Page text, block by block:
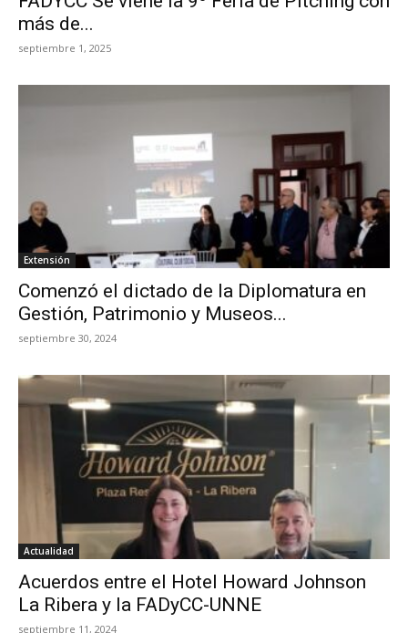
más de...
septiembre 1, 2025
Extensión
Comenzó el dictado de la Diplomatura en
Gestión, Patrimonio y Museos...
septiembre 30, 2024
Actualidad
Acuerdos entre el Hotel Howard Johnson
La Ribera y la FADyCC-UNNE
septiembre 11, 2024